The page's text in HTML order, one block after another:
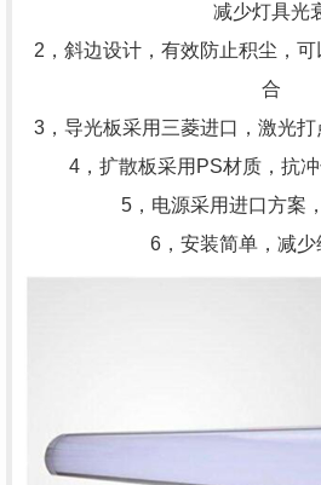
减少灯具光
2，斜边设计，有效防止积尘，
合
3，导光板采用三菱进口，激光
4，扩散板采用PS材质，抗
5，电源采用进口方案
6，安装简单，减少